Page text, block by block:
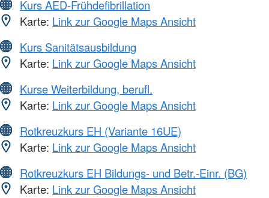
Kurs AED-Frühdefibrillation
Karte: Link zur Google Maps Ansicht
Kurs Sanitätsausbildung
Karte: Link zur Google Maps Ansicht
Kurse Weiterbildung, berufl.
Karte: Link zur Google Maps Ansicht
Rotkreuzkurs EH (Variante 16UE)
Karte: Link zur Google Maps Ansicht
Rotkreuzkurs EH Bildungs- und Betr.-Einr. (BG)
Karte: Link zur Google Maps Ansicht